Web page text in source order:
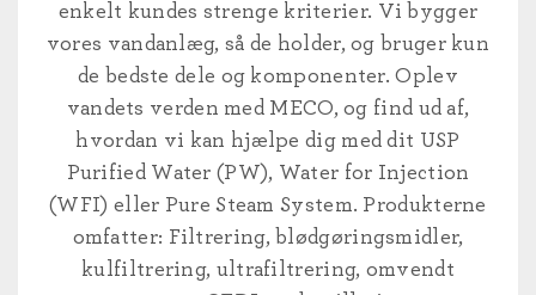
enkelt kundes strenge kriterier. Vi bygger
vores vandanlæg, så de holder, og bruger kun
de bedste dele og komponenter. Oplev
vandets verden med MECO, og find ud af,
hvordan vi kan hjælpe dig med dit USP
Purified Water (PW), Water for Injection
(WFI) eller Pure Steam System. Produkterne
omfatter: Filtrering, blødgøringsmidler,
kulfiltrering, ultrafiltrering, omvendt